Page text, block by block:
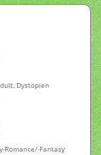
Dystopien
Romance/-Fantasy